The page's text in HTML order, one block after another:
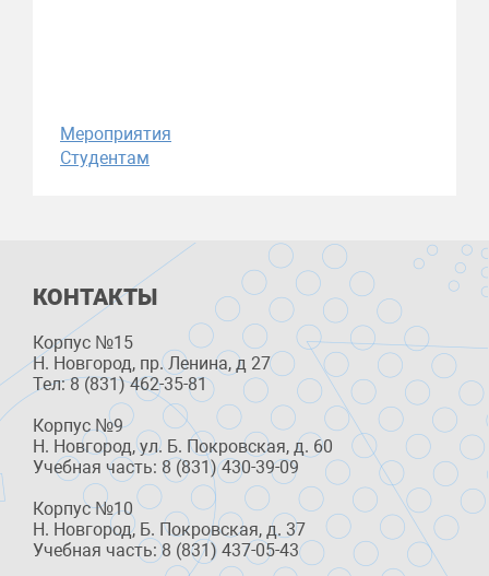
Мероприятия
Студентам
КОНТАКТЫ
Корпус №15
Н. Новгород, пр. Ленина, д 27
Тел: 8 (831) 462-35-81
Корпус №9
Н. Новгород, ул. Б. Покровская, д. 60
Учебная часть: 8 (831) 430-39-09
Корпус №10
Н. Новгород, Б. Покровская, д. 37
Учебная часть: 8 (831) 437-05-43